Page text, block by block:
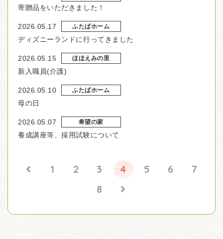
寄贈品をいただきました！
2026.05.17 ふたばホーム
ディズニーランドに行ってきました
2026.05.15 ほほえみの里
新入職員(介護)
2026.05.10 ふたばホーム
母の日
2026.05.07 希望の家
養成講座等、採用試験について
1 2 3 4 5 6
7
8